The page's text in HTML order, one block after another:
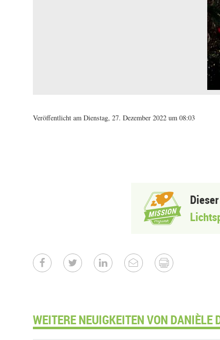
Veröffentlicht am Dienstag, 27. Dezember 2022 um 08:03
WEITERE NEUIGKEITEN VON DANIÈLE